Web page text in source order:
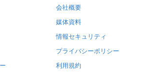
会社概要
媒体資料
情報セキュリティ
プライバシーポリシー
利用規約